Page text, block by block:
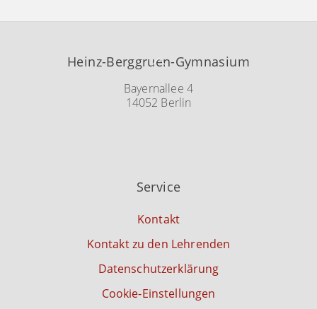
Back
Top
Heinz-Berggruen-Gymnasium
Bayernallee 4
14052 Berlin
Service
Kontakt
Kontakt zu den Lehrenden
Datenschutzerklärung
Cookie-Einstellungen